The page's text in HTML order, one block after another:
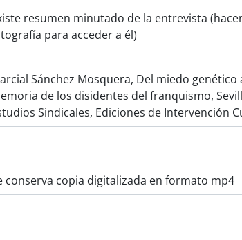
resumen minutado de la entrevista
para acceder a él)
Sánchez Mosquera, Del miedo genético
de los disidentes del franquismo,
Sindicales, Ediciones de Intervención
conserva copia digitalizada en formato mp4